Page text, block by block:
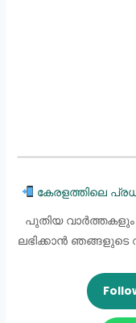
കേരളത്തിലെ
പുതിയ
ലഭിക്കാൻ ഞങ്ങളുടെ